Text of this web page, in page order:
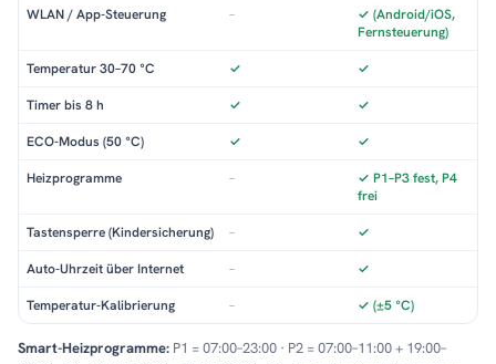
WLAN / App-Steuerung –
✓ (Android/iOS,
Fernsteuerung)
Temperatur 30–70 °C ✓ ✓
Timer bis 8 h ✓ ✓
ECO-Modus (50 °C) ✓ ✓
Heizprogramme –
✓ P1–P3 fest, P4
frei
Tastensperre (Kindersicherung) – ✓
Auto-Uhrzeit über Internet – ✓
Temperatur-Kalibrierung – ✓ (±5 °C)
Smart-Heizprogramme: P1 = 07:00–23:00 · P2 = 07:00–11:00 + 19:00–